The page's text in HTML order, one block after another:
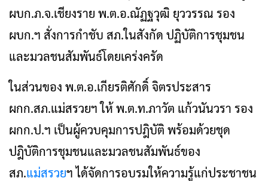
ผบก.ภ.จ.เชียงราย พ.ต.อ.ณัฏฐวุฒิ ยุววรรณ รอง
ผบก.ฯ สั่งการกำชับ สภ.ในสังกัด ปฏิบัติการชุมชน
และมวลชนสัมพันธ์โดยเคร่งครัด
ในส่วนของ พ.ต.อ.เกียรติ​ศักดิ์ จิตรประสาร
ผกก.สภ.แม่สรวยฯ ให้ พ.ต.ท.ภาวัต แก้วนันวรา รอง
ผกก.ป.ฯ เป็นผู้ควบคุมการปฎิบัติ พร้อมด้วยชุด
ปฎิบัติการชุมชนและมวลชนสัมพันธ์ของ
สภ.แม่สรวยฯ ได้จัดการอบรมให้ความรู้แก่ประชาชน